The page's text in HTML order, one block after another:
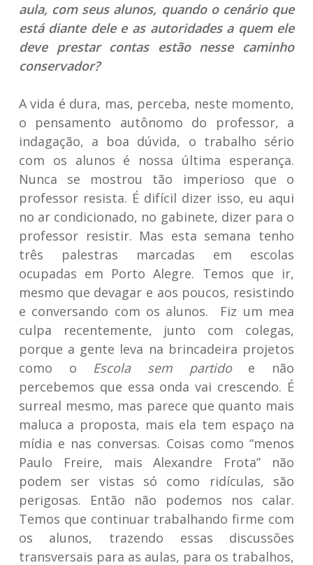
aula, com seus alunos, quando o cenário que
está diante dele e as autoridades a quem ele
deve prestar contas estão nesse caminho
conservador?
A vida é dura, mas, perceba, neste momento,
o pensamento autônomo do professor, a
indagação, a boa dúvida, o trabalho sério
com os alunos é nossa última esperança.
Nunca se mostrou tão imperioso que o
professor resista. É difícil dizer isso, eu aqui
no ar condicionado, no gabinete, dizer para o
professor resistir. Mas esta semana tenho
três palestras marcadas em escolas
ocupadas em Porto Alegre. Temos que ir,
mesmo que devagar e aos poucos, resistindo
e conversando com os alunos. Fiz um mea
culpa recentemente, junto com colegas,
porque a gente leva na brincadeira projetos
como o Escola sem partidoe não
percebemos que essa onda vai crescendo. É
surreal mesmo, mas parece que quanto mais
maluca a proposta, mais ela tem espaço na
mídia e nas conversas. Coisas como “menos
Paulo Freire, mais Alexandre Frota” não
podem ser vistas só como ridículas, são
perigosas. Então não podemos nos calar.
Temos que continuar trabalhando firme com
os alunos, trazendo essas discussões
transversais para as aulas, para os trabalhos,